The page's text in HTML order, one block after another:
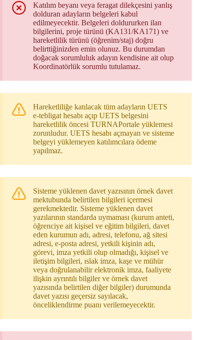
Katılım beyanı veya feragat dilekçesini yanlış
dolduran adayların belgeleri kabul
edilmeyecektir. Belgeleri doldururken ilan
bilgilerini, proje türünü (KA131/KA171) ve
hareketlilik türünü (öğrenim/staj) doğru
belirttiğinizden emin olunuz. Bu durumdan
doğacak sorumluluk adayın kendisine ait olup
Koordinatörlük sorumlu tutulamaz.
Hareketliliğe katılacak tüm adayların UETS
e-tebligat hesabı açıp UETS belgesini
hareketlilik öncesi TURNAPortale yüklemesi
zorunludur. UETS hesabı açmayan ve sisteme
belgeyi yüklemeyen katılımcılara ödeme
yapılmaz.
Sisteme yüklenen davet yazısının örnek davet
mektubunda belirtilen bilgileri içermesi
gerekmektedir. Sisteme yüklenen davet
yazılarının standarda uymaması (kurum anteti,
öğrenciye ait kişisel ve eğitim bilgileri, davet
eden kurumun adı, adresi, telefonu, ağ sitesi
adresi, e-posta adresi, yetkili kişinin adı,
görevi, imza yetkili olup olmadığı, kişisel ve
iletişim bilgileri, ıslak imza, kaşe ve mühür
veya doğrulanabilir elektronik imza, faaliyete
ilişkin ayrıntılı bilgiler ve örnek davet
yazısında belirtilen diğer bilgiler) durumunda
davet yazısı geçersiz sayılacak,
önceliklendirme puanı verilemeyecektir.